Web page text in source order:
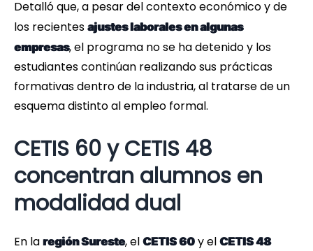
Detalló que, a pesar del contexto económico y de
los recientes ajustes laborales en algunas
empresas, el programa no se ha detenido y los
estudiantes continúan realizando sus prácticas
formativas dentro de la industria, al tratarse de un
esquema distinto al empleo formal.
CETIS 60 y CETIS 48
concentran alumnos en
modalidad dual
En la región Sureste, el CETIS 60 y el CETIS 48